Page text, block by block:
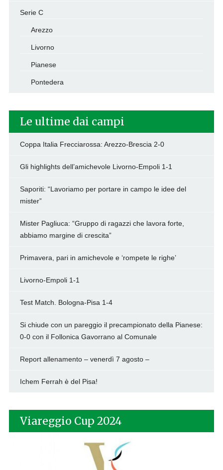
Serie C
Arezzo
Livorno
Pianese
Pontedera
Le ultime dai campi
Coppa Italia Frecciarossa: Arezzo-Brescia 2-0
Gli highlights dell’amichevole Livorno-Empoli 1-1
Saporiti: “Lavoriamo per portare in campo le idee del
mister”
Mister Pagliuca: “Gruppo di ragazzi che lavora forte,
abbiamo margine di crescita”
Primavera, pari in amichevole e ‘rompete le righe’
Livorno-Empoli 1-1
Test Match. Bologna-Pisa 1-4
Si chiude con un pareggio il precampionato della Pianese:
0-0 con il Follonica Gavorrano al Comunale
Report allenamento – venerdì 7 agosto –
Ichem Ferrah è del Pisa!
Viareggio Cup 2024